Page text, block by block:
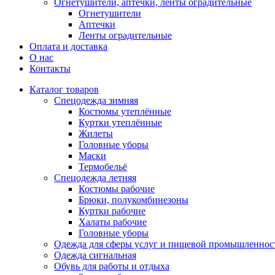
Огнетушители, аптечки, ленты оградительные
Огнетушители
Аптечки
Ленты оградительные
Оплата и доставка
О нас
Контакты
Каталог товаров
Спецодежда зимняя
Костюмы утеплённые
Куртки утеплённые
Жилеты
Головные уборы
Маски
Термобельё
Спецодежда летняя
Костюмы рабочие
Брюки, полукомбинезоны
Куртки рабочие
Халаты рабочие
Головные уборы
Одежда для сферы услуг и пищевой
Одежда сигнальная
Обувь для работы и отдыха